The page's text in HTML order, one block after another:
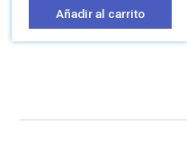
Añadir al carrito